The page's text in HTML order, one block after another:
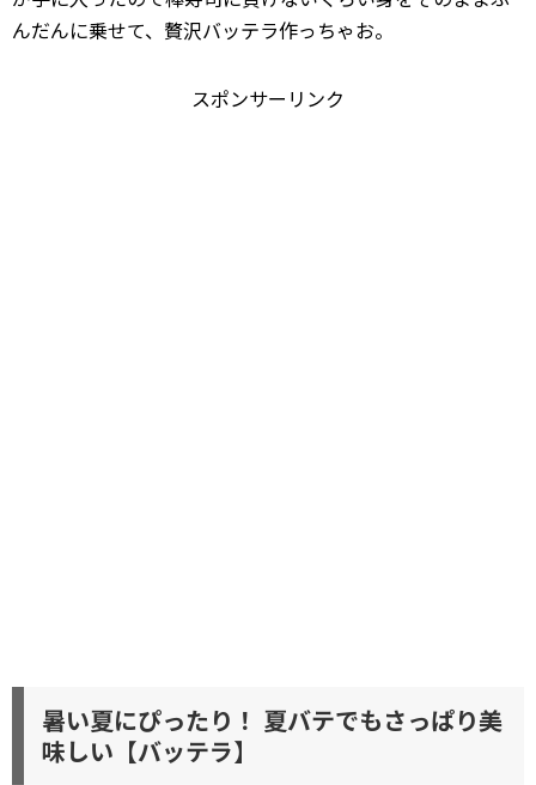
んだんに乗せて、贅沢バッテラ作っちゃお。
スポンサーリンク
暑い夏にぴったり！ 夏バテでもさっぱり美
味しい【バッテラ】